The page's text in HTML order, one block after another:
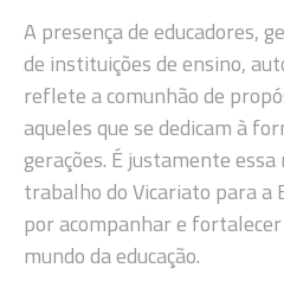
A presença de educadores,
de instituições de ensino,
reflete a comunhão de
aqueles que se dedicam à
gerações. É justamente
trabalho do Vicariato para a
por acompanhar e
mundo da educação.